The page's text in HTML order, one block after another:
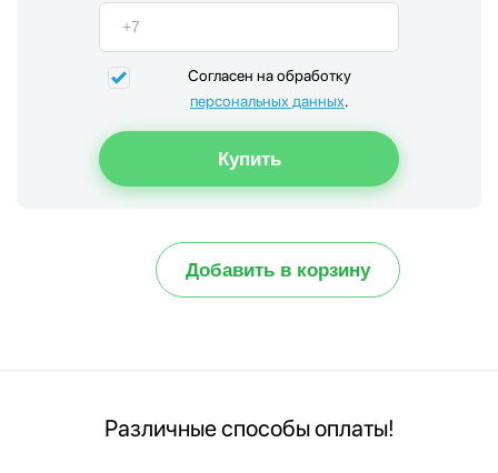
Согласен на обработку
персональных данных.
Добавить в корзину
Различные способы оплаты!